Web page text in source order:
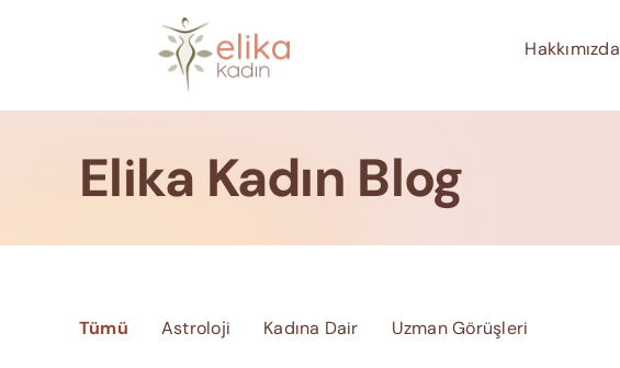
Hakkımızda
Elika Kadın Blog
Tümü Astroloji Kadına Dair Uzman Görüşleri